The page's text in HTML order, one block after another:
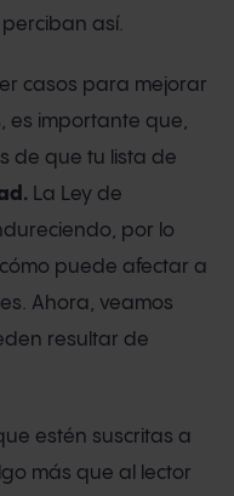
así.
casos para mejorar
es importante que,
de que tu lista de
La Ley de
por lo
puede afectar a
Ahora, veamos
resultar de
estén suscritas a
más que al lector